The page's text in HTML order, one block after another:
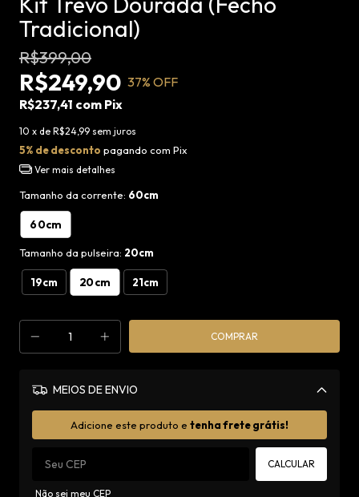
Tradicional)
R$399,00
R$249,90 37% OFF
R$237,41 com Pix
10 x de R$24,99 sem juros
5% de desconto pagando com Pix
Ver mais detalhes
Tamanho da corrente: 60cm
60cm
Tamanho da pulseira: 20cm
19cm 20cm 21cm
MEIOS DE ENVIO
Alterar CEP
Adicione este produto e tenha frete grátis!
CALCULAR
Não sei meu CEP